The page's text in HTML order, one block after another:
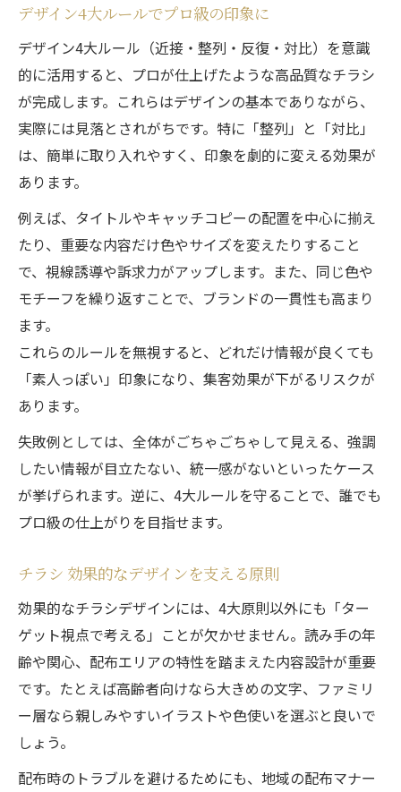
デザイン4大ルールでプロ級の印象に
デザイン4大ルール（近接・整列・反復・対比）を意識
的に活用すると、プロが仕上げたような高品質なチラシ
が完成します。これらはデザインの基本でありながら、
実際には見落とされがちです。特に「整列」と「対比」
は、簡単に取り入れやすく、印象を劇的に変える効果が
あります。
例えば、タイトルやキャッチコピーの配置を中心に揃え
たり、重要な内容だけ色やサイズを変えたりすること
で、視線誘導や訴求力がアップします。また、同じ色や
モチーフを繰り返すことで、ブランドの一貫性も高まり
ます。
これらのルールを無視すると、どれだけ情報が良くても
「素人っぽい」印象になり、集客効果が下がるリスクが
あります。
失敗例としては、全体がごちゃごちゃして見える、強調
したい情報が目立たない、統一感がないといったケース
が挙げられます。逆に、4大ルールを守ることで、誰でも
プロ級の仕上がりを目指せます。
チラシ 効果的なデザインを支える原則
効果的なチラシデザインには、4大原則以外にも「ター
ゲット視点で考える」ことが欠かせません。読み手の年
齢や関心、配布エリアの特性を踏まえた内容設計が重要
です。たとえば高齢者向けなら大きめの文字、ファミリ
ー層なら親しみやすいイラストや色使いを選ぶと良いで
しょう。
配布時のトラブルを避けるためにも、地域の配布マナー